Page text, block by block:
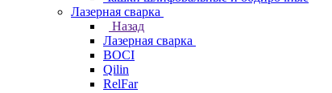
Лазерная сварка
Назад
Лазерная сварка
BOCI
Qilin
RelFar